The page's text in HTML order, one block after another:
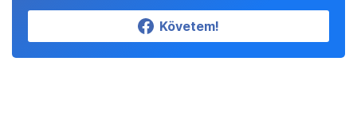
Követem!